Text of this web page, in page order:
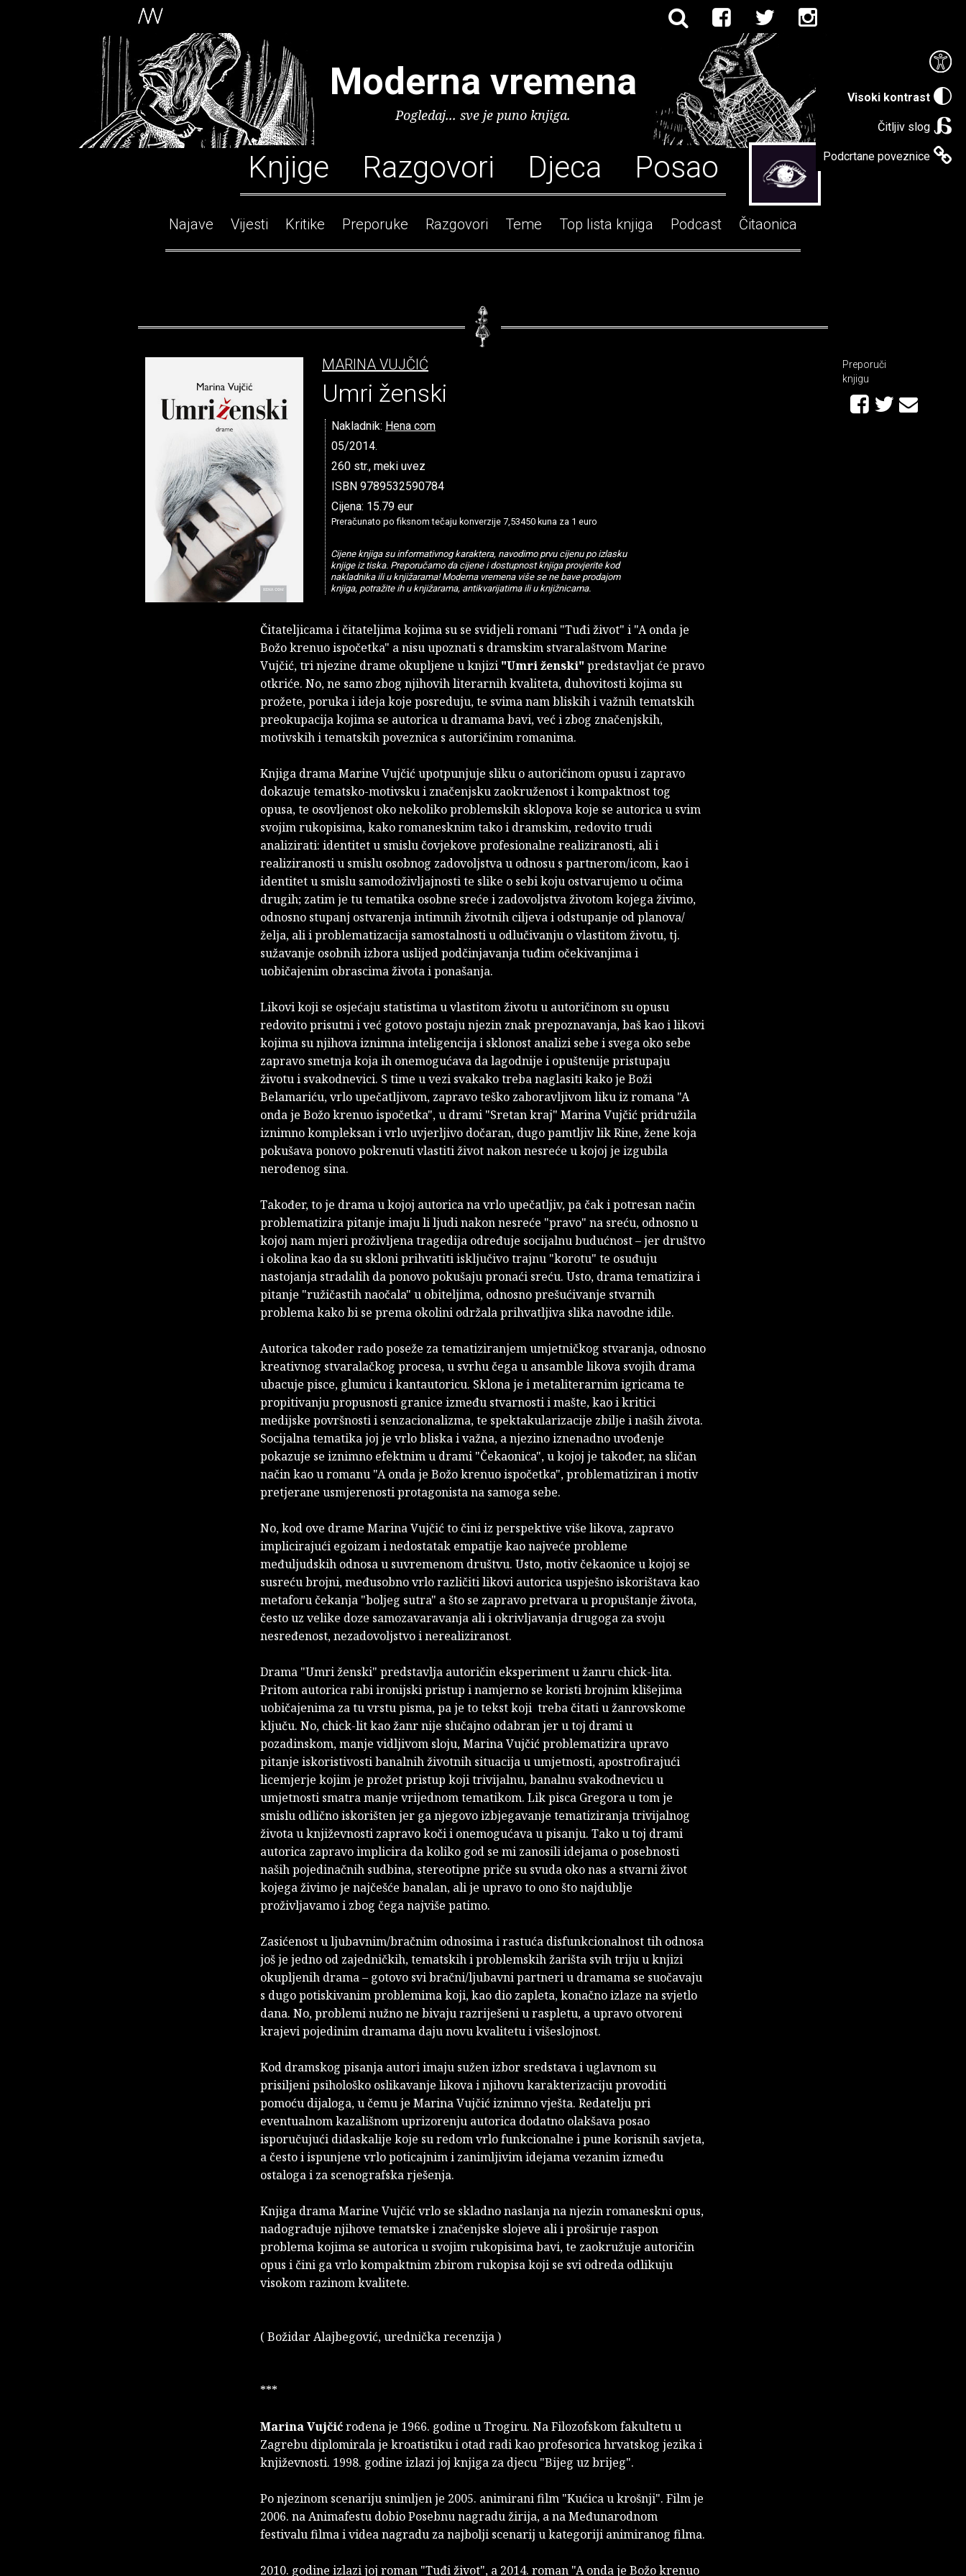
Visoki kontrast
Čitljiv slog
Podcrtane poveznice
Moderna vremena
Pogledaj... sve je puno knjiga.
Knjige Razgovori Djeca Posao
Najave Vijesti Kritike Preporuke Razgovori Teme Top lista knjiga Podcast Čitaonica
MARINA VUJČIĆ
Umri ženski
Nakladnik: Hena com
05/2014.
260 str., meki uvez
ISBN 9789532590784
Cijena: 15.79 eur
Preračunato po fiksnom tečaju konverzije 7,53450 kuna za 1 euro
Cijene knjiga su informativnog karaktera, navodimo prvu cijenu po izlasku
knjige iz tiska. Preporučamo da cijene i dostupnost knjiga provjerite kod
nakladnika ili u knjižarama! Moderna vremena više se ne bave prodajom
knjiga, potražite ih u knjižarama, antikvarijatima ili u knjižnicama.
Čitateljicama i čitateljima kojima su se svidjeli romani "Tuđi život" i "A onda je
Božo krenuo ispočetka" a nisu upoznati s dramskim stvaralaštvom Marine
Vujčić, tri njezine drame okupljene u knjizi "Umri ženski" predstavljat će pravo
otkriće. No, ne samo zbog njihovih literarnih kvaliteta, duhovitosti kojima su
prožete, poruka i ideja koje posreduju, te svima nam bliskih i važnih tematskih
preokupacija kojima se autorica u dramama bavi, već i zbog značenjskih,
motivskih i tematskih poveznica s autoričinim romanima.
Knjiga drama Marine Vujčić upotpunjuje sliku o autoričinom opusu i zapravo
dokazuje tematsko-motivsku i značenjsku zaokruženost i kompaktnost tog
opusa, te osovljenost oko nekoliko problemskih sklopova koje se autorica u svim
svojim rukopisima, kako romanesknim tako i dramskim, redovito trudi
analizirati: identitet u smislu čovjekove profesionalne realiziranosti, ali i
realiziranosti u smislu osobnog zadovoljstva u odnosu s partnerom/icom, kao i
identitet u smislu samodoživljajnosti te slike o sebi koju ostvarujemo u očima
drugih; zatim je tu tematika osobne sreće i zadovoljstva životom kojega živimo,
odnosno stupanj ostvarenja intimnih životnih ciljeva i odstupanje od planova/
želja, ali i problematizacija samostalnosti u odlučivanju o vlastitom životu, tj.
sužavanje osobnih izbora uslijed podčinjavanja tuđim očekivanjima i
uobičajenim obrascima života i ponašanja.
Likovi koji se osjećaju statistima u vlastitom životu u autoričinom su opusu
redovito prisutni i već gotovo postaju njezin znak prepoznavanja, baš kao i likovi
kojima su njihova iznimna inteligencija i sklonost analizi sebe i svega oko sebe
zapravo smetnja koja ih onemogućava da lagodnije i opuštenije pristupaju
životu i svakodnevici. S time u vezi svakako treba naglasiti kako je Boži
Belamariću, vrlo upečatljivom, zapravo teško zaboravljivom liku iz romana "A
onda je Božo krenuo ispočetka", u drami "Sretan kraj" Marina Vujčić pridružila
iznimno kompleksan i vrlo uvjerljivo dočaran, dugo pamtljiv lik Rine, žene koja
pokušava ponovo pokrenuti vlastiti život nakon nesreće u kojoj je izgubila
nerođenog sina.
Također, to je drama u kojoj autorica na vrlo upečatljiv, pa čak i potresan način
problematizira pitanje imaju li ljudi nakon nesreće "pravo" na sreću, odnosno u
kojoj nam mjeri proživljena tragedija određuje socijalnu budućnost – jer društvo
i okolina kao da su skloni prihvatiti isključivo trajnu "korotu" te osuđuju
nastojanja stradalih da ponovo pokušaju pronaći sreću. Usto, drama tematizira i
pitanje "ružičastih naočala" u obiteljima, odnosno prešućivanje stvarnih
problema kako bi se prema okolini održala prihvatljiva slika navodne idile.
Autorica također rado poseže za tematiziranjem umjetničkog stvaranja, odnosno
kreativnog stvaralačkog procesa, u svrhu čega u ansamble likova svojih drama
ubacuje pisce, glumicu i kantautoricu. Sklona je i metaliterarnim igricama te
propitivanju propusnosti granice između stvarnosti i mašte, kao i kritici
medijske površnosti i senzacionalizma, te spektakularizacije zbilje i naših života.
Socijalna tematika joj je vrlo bliska i važna, a njezino iznenadno uvođenje
pokazuje se iznimno efektnim u drami "Čekaonica", u kojoj je također, na sličan
način kao u romanu "A onda je Božo krenuo ispočetka", problematiziran i motiv
pretjerane usmjerenosti protagonista na samoga sebe.
No, kod ove drame Marina Vujčić to čini iz perspektive više likova, zapravo
implicirajući egoizam i nedostatak empatije kao najveće probleme
međuljudskih odnosa u suvremenom društvu. Usto, motiv čekaonice u kojoj se
susreću brojni, međusobno vrlo različiti likovi autorica uspješno iskorištava kao
metaforu čekanja "boljeg sutra" a što se zapravo pretvara u propuštanje života,
često uz velike doze samozavaravanja ali i okrivljavanja drugoga za svoju
nesređenost, nezadovoljstvo i nerealiziranost.
Drama "Umri ženski" predstavlja autoričin eksperiment u žanru chick-lita.
Pritom autorica rabi ironijski pristup i namjerno se koristi brojnim klišejima
uobičajenima za tu vrstu pisma, pa je to tekst koji treba čitati u žanrovskome
ključu. No, chick-lit kao žanr nije slučajno odabran jer u toj drami u
pozadinskom, manje vidljivom sloju, Marina Vujčić problematizira upravo
pitanje iskoristivosti banalnih životnih situacija u umjetnosti, apostrofirajući
licemjerje kojim je prožet pristup koji trivijalnu, banalnu svakodnevicu u
umjetnosti smatra manje vrijednom tematikom. Lik pisca Gregora u tom je
smislu odlično iskorišten jer ga njegovo izbjegavanje tematiziranja trivijalnog
života u književnosti zapravo koči i onemogućava u pisanju. Tako u toj drami
autorica zapravo implicira da koliko god se mi zanosili idejama o posebnosti
naših pojedinačnih sudbina, stereotipne priče su svuda oko nas a stvarni život
kojega živimo je najčešće banalan, ali je upravo to ono što najdublje
proživljavamo i zbog čega najviše patimo.
Zasićenost u ljubavnim/bračnim odnosima i rastuća disfunkcionalnost tih odnosa
još je jedno od zajedničkih, tematskih i problemskih žarišta svih triju u knjizi
okupljenih drama – gotovo svi bračni/ljubavni partneri u dramama se suočavaju
s dugo potiskivanim problemima koji, kao dio zapleta, konačno izlaze na svjetlo
dana. No, problemi nužno ne bivaju razriješeni u raspletu, a upravo otvoreni
krajevi pojedinim dramama daju novu kvalitetu i višeslojnost.
Kod dramskog pisanja autori imaju sužen izbor sredstava i uglavnom su
prisiljeni psihološko oslikavanje likova i njihovu karakterizaciju provoditi
pomoću dijaloga, u čemu je Marina Vujčić iznimno vješta. Redatelju pri
eventualnom kazališnom uprizorenju autorica dodatno olakšava posao
isporučujući didaskalije koje su redom vrlo funkcionalne i pune korisnih savjeta,
a često i ispunjene vrlo poticajnim i zanimljivim idejama vezanim između
ostaloga i za scenografska rješenja.
Knjiga drama Marine Vujčić vrlo se skladno naslanja na njezin romaneskni opus,
nadograđuje njihove tematske i značenjske slojeve ali i proširuje raspon
problema kojima se autorica u svojim rukopisima bavi, te zaokružuje autoričin
opus i čini ga vrlo kompaktnim zbirom rukopisa koji se svi odreda odlikuju
visokom razinom kvalitete.
( Božidar Alajbegović, urednička recenzija )
***
Marina Vujčićrođena je 1966. godine u Trogiru. Na Filozofskom fakultetu u
Zagrebu diplomirala je kroatistiku i otad radi kao profesorica hrvatskog jezika i
književnosti. 1998. godine izlazi joj knjiga za djecu "Bijeg uz brijeg".
Po njezinom scenariju snimljen je 2005. animirani film "Kućica u krošnji". Film je
2006. na Animafestu dobio Posebnu nagradu žirija, a na Međunarodnom
festivalu filma i videa nagradu za najbolji scenarij u kategoriji animiranog filma.
2010. godine izlazi joj roman "Tuđi život", a 2014. roman "A onda je Božo krenuo
Preporuči
knjigu